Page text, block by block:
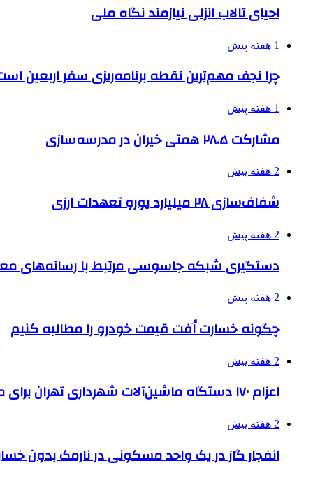
احیای تالاب انزلی نیازمند نگاه ملی
1 هفته پیش
چرا نجف مهم‌ترین نقطه برنامه‌ریزی سفر اربعین
1 هفته پیش
مشارکت ۲۸.۵ همتی خیران در مدرسه‌سازی
2 هفته پیش
شفاف‌سازی ۲۸ میلیارد یورو تعهدات ارزی
2 هفته پیش
دستگیری شبکه جاسوسی مرتبط با رسانه‌های
2 هفته پیش
چگونه خسارت اُفت قیمت خودرو را مطالبه کنیم
2 هفته پیش
اعزام ۱۷۰ دستگاه ماشین‌آلات شهرداری تهران برای مراسم اربعین
2 هفته پیش
انفجار گاز در یک واحد مسکونی در نارمک بدون